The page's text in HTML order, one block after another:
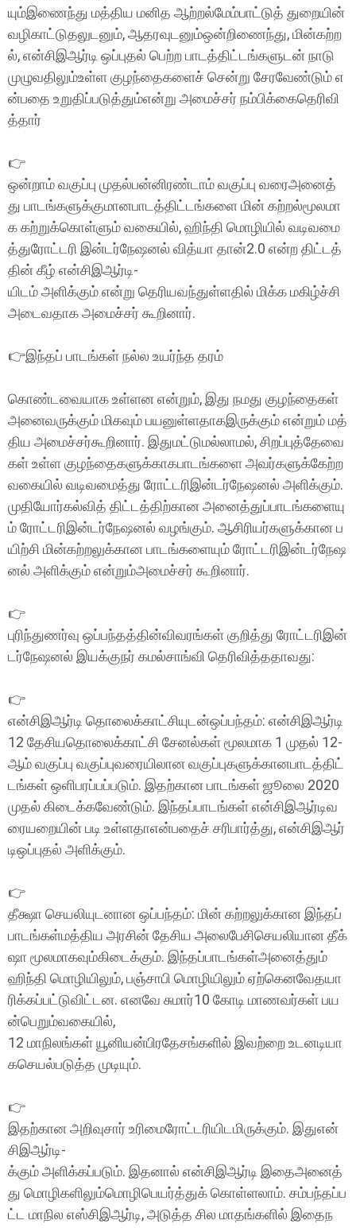
யும்இணைந்து மத்திய மனித ஆற்றல்மேம்பாட்டுத் துறையின்
வழிகாட்டுதலுடனும், ஆதரவுடனும்ஒன்றிணைந்து, மின்கற்ற
ல், என்சிஇஆர்டி ஒப்புதல் பெற்ற பாடத்திட்டங்களுடன் நாடு
முழுவதிலும்உள்ள குழந்தைகளைச் சென்று சேரவேண்டும் எ
ன்பதை உறுதிப்படுத்தும்என்று அமைச்சர் நம்பிக்கைதெரிவி
த்தார்
👉
ஒன்றாம் வகுப்பு முதல்பன்னிரண்டாம் வகுப்பு வரைஅனைத்
து பாடங்களுக்குமானபாடத்திட்டங்களை மின் கற்றல்மூலமா
க கற்றுக்கொள்ளும் வகையில், ஹிந்தி மொழியில் வடிவமை
த்துரோட்டரி இன்டர்நேஷனல் வித்யா தான்2.0 என்ற திட்டத்
தின் கீழ் என்சிஇஆர்டி-
யிடம் அளிக்கும் என்று தெரியவந்துள்ளதில் மிக்க மகிழ்ச்சி
அடைவதாக அமைச்சர் கூறினார்.
👉இந்தப் பாடங்கள் நல்ல உயர்ந்த தரம்
கொண்டவையாக உள்ளன என்றும், இது நமது குழந்தைகள்
அனைவருக்கும் மிகவும் பயனுள்ளதாகஇருக்கும் என்றும் மத்
திய அமைச்சர்கூறினார். இதுமட்டுமல்லாமல், சிறப்புத்தேவை
கள் உள்ள குழந்தைகளுக்காகபாடங்களை அவர்களுக்கேற்ற
வகையில் வடிவமைத்து ரோட்டரிஇன்டர்நேஷனல் அளிக்கும்.
முதியோர்கல்வித் திட்டத்திற்கான அனைத்துப்பாடங்களையு
ம் ரோட்டரிஇன்டர்நேஷனல் வழங்கும். ஆசிரியர்களுக்கான ப
யிற்சி மின்கற்றலுக்கான பாடங்களையும் ரோட்டரிஇன்டர்நேஷ
னல் அளிக்கும் என்றும்அமைச்சர் கூறினார்.
👉
புரிந்துணர்வு ஒப்பந்தத்தின்விவரங்கள் குறித்து ரோட்டரிஇன்
டர்நேஷனல் இயக்குநர் கமல்சாங்வி தெரிவித்ததாவது:
👉
என்சிஇஆர்டி தொலைக்காட்சியுடன்ஒப்பந்தம்: என்சிஇஆர்டி
12 தேசியதொலைக்காட்சி சேனல்கள் மூலமாக 1 முதல் 12-
ஆம் வகுப்பு வகுப்புவரையிலான வகுப்புகளுக்கானபாடத்திட்
டங்கள் ஒளிபரப்பப்படும். இதற்கான பாடங்கள் ஜூலை 2020
முதல் கிடைக்கவேண்டும். இந்தப்பாடங்கள் என்சிஇஆர்டிவ
ரையறையின் படி உள்ளதாஎன்பதைச் சரிபார்த்து, என்சிஇஆர்
டிஒப்புதல் அளிக்கும்.
👉
தீக்ஷா செயலியுடனான ஒப்பந்தம்: மின் கற்றலுக்கான இந்தப்
பாடங்கள்மத்திய அரசின் தேசிய அலைபேசிசெயலியான தீக்
ஷா மூலமாகவும்கிடைக்கும். இந்தப்பாடங்கள்அனைத்தும்
ஹிந்தி மொழியிலும், பஞ்சாபி மொழியிலும் ஏற்கெனவேதயா
ரிக்கப்பட்டுவிட்டன. எனவே சுமார்10 கோடி மாணவர்கள் பய
ன்பெறும்வகையில்,
12 மாநிலங்கள் யூனியன்பிரதேசங்களில் இவற்றை உடனடியா
கசெயல்படுத்த முடியும்.
👉
இதற்கான அறிவுசார் உரிமைரோட்டரியிடமிருக்கும். இதுஎன்
சிஇஆர்டி-
க்கும் அளிக்கப்படும். இதனால் என்சிஇஆர்டி இதைஅனைத்
து மொழிகளிலும்மொழிபெயர்த்துக் கொள்ளலாம். சம்பந்தப்ப
ட்ட மாநில எஸ்சிஇஆர்டி, அடுத்த சில மாதங்களில் இதைந